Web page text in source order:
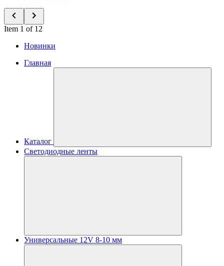
Item 1 of 12
Новинки
Главная
Каталог
Светодиодные ленты
Универсальные 12V 8-10 мм